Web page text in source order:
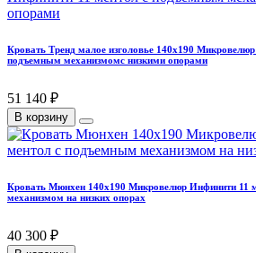
Кровать Тренд малое изголовье 140х190
подъемным механизмомс низкими опорами
51 140 ₽
В корзину
Кровать Мюнхен 140х190 Микровелюр Инфинити 11
механизмом на низких опорах
40 300 ₽